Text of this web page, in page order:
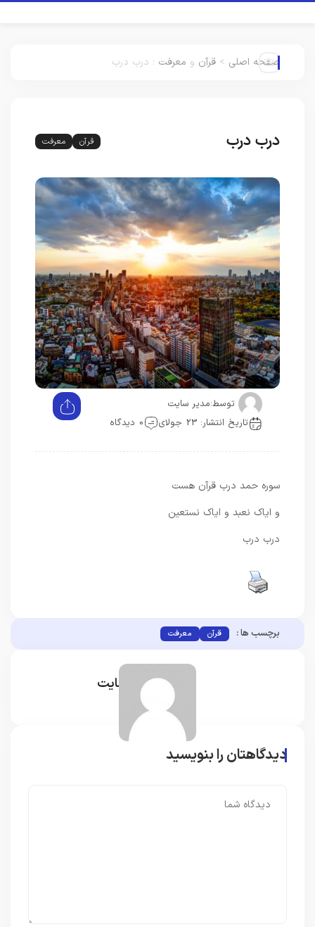
صفحه اصلی > قرآن و معرفت : درب درب
درب درب قرآن معرفت
توسط:مدیر سایت
تاریخ انتشار: 23 جولای
0 دیدگاه
سوره حمد درب قرآن هست
و ایاک نعبد و ایاک نستعین
درب درب
برچسب ها : قرآن معرفت
مدیر سایت
دیدگاهتان را بنویسید